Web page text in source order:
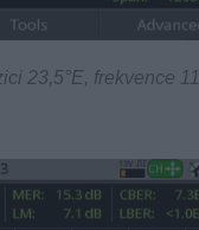
23,5°E, frekvence